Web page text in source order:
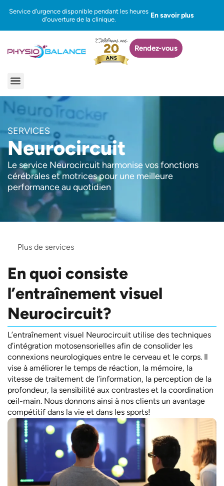
contenu
Service d’urgence disponible pendant les heures
d’ouverture de la clinique.
En savoir plus
Rendez-vous
Menu
SERVICES
Neurocircuit
Le service Neurocircuit harmonise vos fonctions
cérébrales et motrices pour une meilleure
performance au quotidien
Plus de services
En quoi consiste
l’entraînement visuel
Neurocircuit?
L’entraînement visuel Neurocircuit utilise des techniques
d’intégration motosensorielles afin de consolider les
connexions neurologiques entre le cerveau et le corps. Il
vise à améliorer le temps de réaction, la mémoire, la
vitesse de traitement de l’information, la perception de la
profondeur, la sensibilité aux contrastes et la coordination
œil-main. Nous donnons ainsi à nos clients un avantage
compétitif dans la vie et dans les sports!